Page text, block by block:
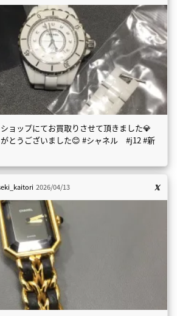
ョップにてお買取りさせて頂きました💎
とうございました😊 #シャネル #j12 #新
2026/04/13